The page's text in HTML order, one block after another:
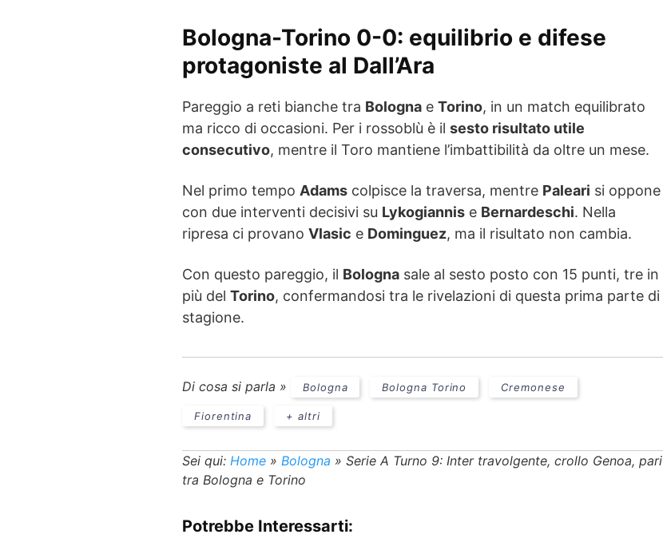
Bologna-Torino 0-0: equilibrio e difese
protagoniste al Dall’Ara
Pareggio a reti bianche tra Bologna e Torino, in un match equilibrato
ma ricco di occasioni. Per i rossoblù è il sesto risultato utile
consecutivo, mentre il Toro mantiene l’imbattibilità da oltre un mese.
Nel primo tempo Adams colpisce la traversa, mentre Paleari si oppone
con due interventi decisivi su Lykogiannis e Bernardeschi. Nella
ripresa ci provano Vlasic e Dominguez, ma il risultato non cambia.
Con questo pareggio, il Bologna sale al sesto posto con 15 punti, tre in
più del Torino, confermandosi tra le rivelazioni di questa prima parte di
stagione.
Di cosa si parla » Bologna Bologna Torino Cremonese
Fiorentina + altri
Sei qui: Home » Bologna » Serie A Turno 9: Inter travolgente, crollo Genoa, pari
tra Bologna e Torino
Potrebbe Interessarti: